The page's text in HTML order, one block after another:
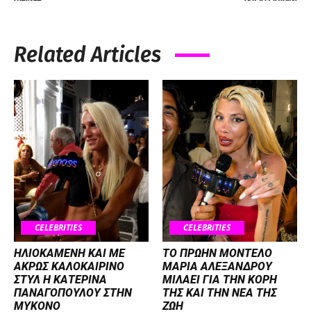
Related Articles
CELEBRITIES
ΗΛΙΟΚΑΜΕΝΗ ΚΑΙ ΜΕ
ΑΚΡΩΣ ΚΑΛΟΚΑΙΡΙΝΟ
ΣΤΥΛ Η ΚΑΤΕΡΙΝΑ
ΠΑΝΑΓΟΠΟΥΛΟΥ ΣΤΗΝ
ΜΥΚΟΝΟ
CELEBRITIES
ΤΟ ΠΡΩΗΝ ΜΟΝΤΕΛΟ
ΜΑΡΙΑ ΑΛΕΞΑΝΔΡΟΥ
ΜΙΛΑΕΙ ΓΙΑ ΤΗΝ ΚΟΡΗ
ΤΗΣ ΚΑΙ ΤΗΝ ΝΕΑ ΤΗΣ
ΖΩΗ